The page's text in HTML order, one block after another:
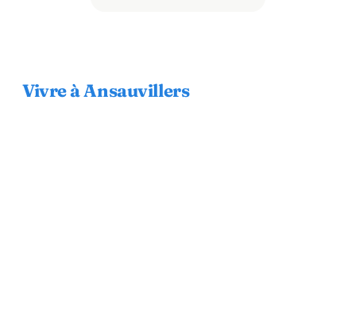
Vivre à Ansauvillers